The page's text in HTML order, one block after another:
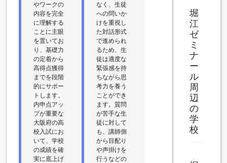
やワークの
内容を完全
に理解する
ことに主眼
を置いてお
り、基礎力
の定着から
高得点獲得
までを段階
的にサポー
トします。
内申点アッ
プが重要な
大阪府の高
校入試にお
いて、学校
の成績を確
実に底上げ
なく、生徒
への問いか
けを重視し
た対話形式
で進められ
るため、生
徒は適度な
緊張感を持
ちながら思
考力を養う
ことができ
ます。質問
が苦手な生
徒に対して
も、講師側
から目配り
や声掛けを
行うなどの
堀
江
ゼ
ミ
ナ
ー
ル
周
辺
の
学
校